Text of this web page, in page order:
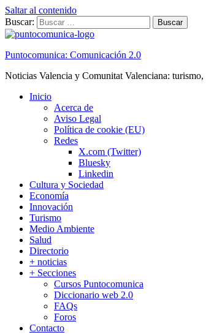
Saltar al contenido
Buscar:
Puntocomunica: Comunicación 2.0
Noticias Valencia y Comunitat Valenciana:
Inicio
Acerca de
Aviso Legal
Política de cookie (EU)
Redes
X.com (Twitter)
Bluesky
Linkedin
Cultura y Sociedad
Economía
Innovación
Turismo
Medio Ambiente
Salud
Directorio
+ noticias
+ Secciones
Cursos Puntocomunica
Diccionario web 2.0
FAQs
Foros
Contacto